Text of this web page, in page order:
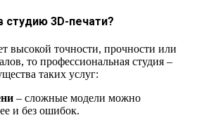
3D-печати?
высокой точности, прочности или
то профессиональная студия –
таких услуг:
– сложные модели можно
и без ошибок.